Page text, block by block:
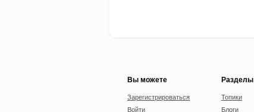
Вы можете
Зарегистрироваться
Войти
Разделы
Топики
Блоги